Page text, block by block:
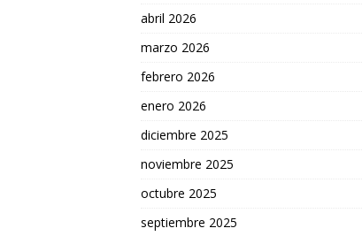
abril 2026
marzo 2026
febrero 2026
enero 2026
diciembre 2025
noviembre 2025
octubre 2025
septiembre 2025